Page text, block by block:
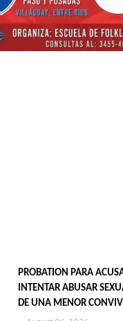
PROBATION PARA
INTENTAR ABUSAR
DE UNA MENOR